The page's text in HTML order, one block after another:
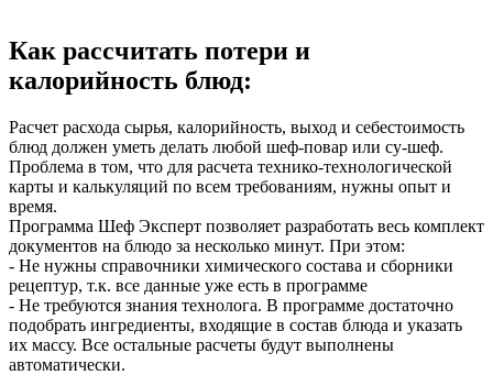
Как рассчитать потери и
калорийность блюд:
Расчет расхода сырья, калорийность, выход и себестоимость
блюд должен уметь делать любой шеф-повар или су-шеф.
Проблема в том, что для расчета технико-технологической
карты и калькуляций по всем требованиям, нужны опыт и
время.
Программа Шеф Эксперт позволяет разработать весь комплект
документов на блюдо за несколько минут. При этом:
- Не нужны справочники химического состава и сборники
рецептур, т.к. все данные уже есть в программе
- Не требуются знания технолога. В программе достаточно
подобрать ингредиенты, входящие в состав блюда и указать
их массу. Все остальные расчеты будут выполнены
автоматически.